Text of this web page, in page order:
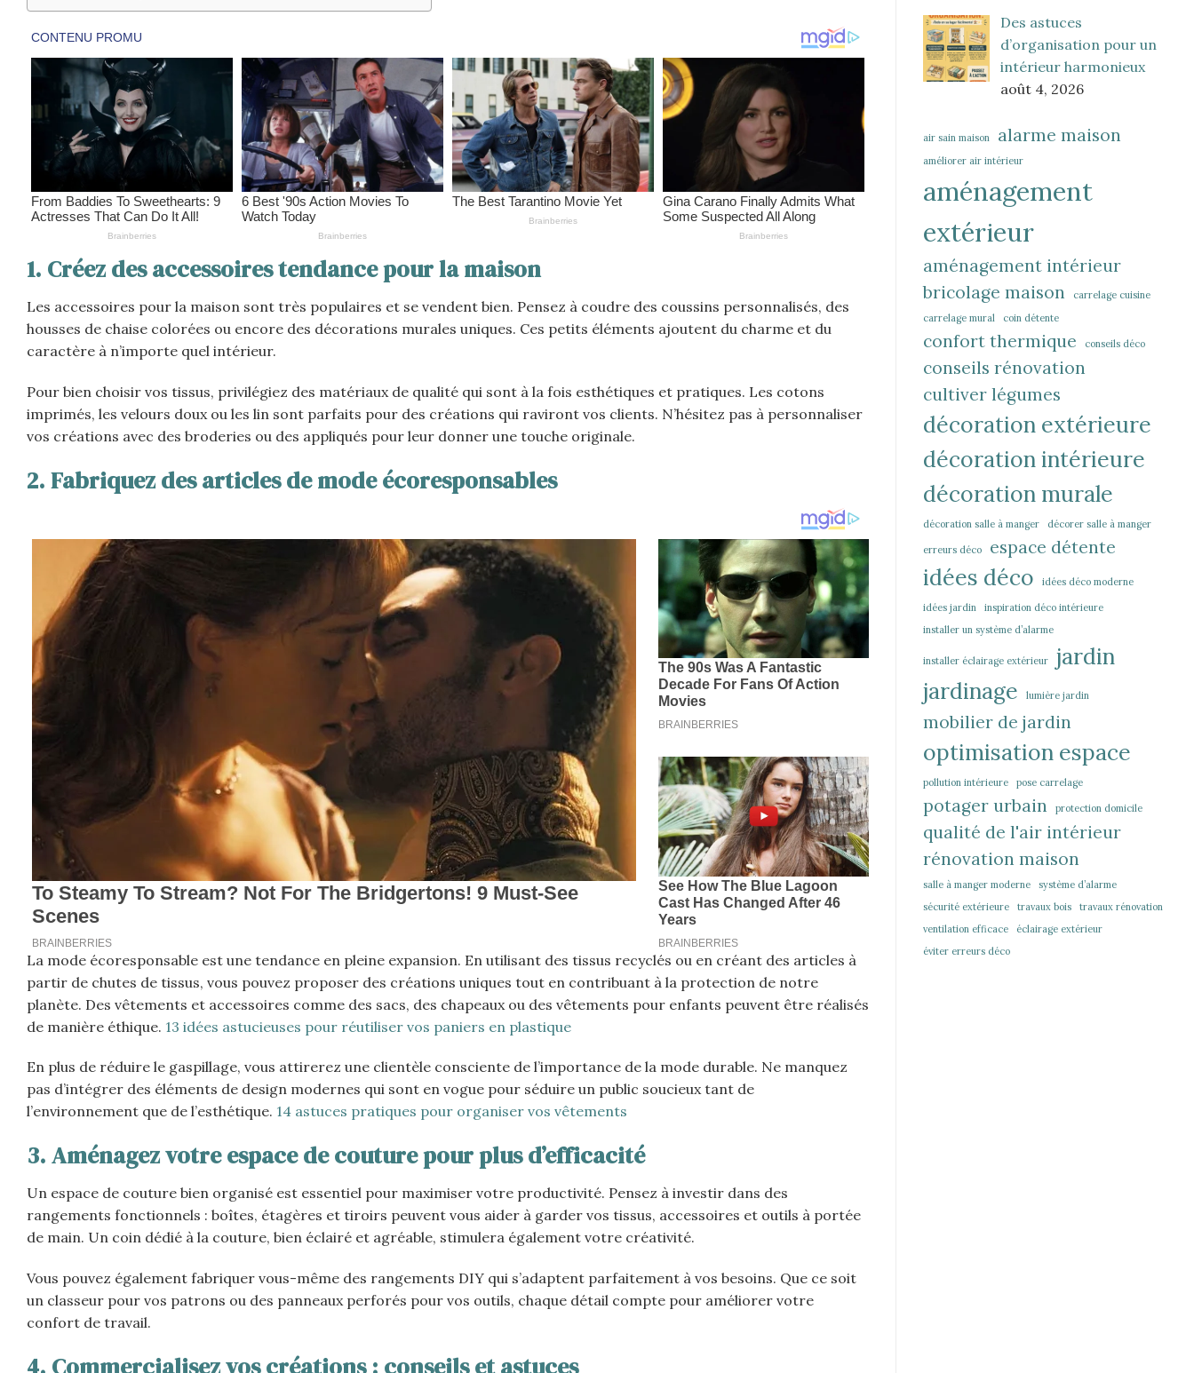
1. Créez des accessoires tendance pour la maison
Les accessoires pour la maison sont très populaires et se vendent bien. Pensez à coudre des coussins personnalisés, des
housses de chaise colorées ou encore des décorations murales uniques. Ces petits éléments ajoutent du charme et du
caractère à n’importe quel intérieur.
Pour bien choisir vos tissus, privilégiez des matériaux de qualité qui sont à la fois esthétiques et pratiques. Les cotons
imprimés, les velours doux ou les lin sont parfaits pour des créations qui raviront vos clients. N’hésitez pas à personnaliser
vos créations avec des broderies ou des appliqués pour leur donner une touche originale.
2. Fabriquez des articles de mode écoresponsables
La mode écoresponsable est une tendance en pleine expansion. En utilisant des tissus recyclés ou en créant des articles à
partir de chutes de tissus, vous pouvez proposer des créations uniques tout en contribuant à la protection de notre
planète. Des vêtements et accessoires comme des sacs, des chapeaux ou des vêtements pour enfants peuvent être réalisés
de manière éthique. 13 idées astucieuses pour réutiliser vos paniers en plastique
En plus de réduire le gaspillage, vous attirerez une clientèle consciente de l’importance de la mode durable. Ne manquez
pas d’intégrer des éléments de design modernes qui sont en vogue pour séduire un public soucieux tant de
l’environnement que de l’esthétique. 14 astuces pratiques pour organiser vos vêtements
3. Aménagez votre espace de couture pour plus d’efficacité
Un espace de couture bien organisé est essentiel pour maximiser votre productivité. Pensez à investir dans des
rangements fonctionnels : boîtes, étagères et tiroirs peuvent vous aider à garder vos tissus, accessoires et outils à portée
de main. Un coin dédié à la couture, bien éclairé et agréable, stimulera également votre créativité.
Vous pouvez également fabriquer vous-même des rangements DIY qui s’adaptent parfaitement à vos besoins. Que ce soit
un classeur pour vos patrons ou des panneaux perforés pour vos outils, chaque détail compte pour améliorer votre
confort de travail.
4. Commercialisez vos créations : conseils et astuces
Des astuces
d’organisation pour un
intérieur harmonieux
août 4, 2026
air sain maison alarme maison
améliorer air intérieur
aménagement
extérieur
aménagement intérieur
bricolage maison
carrelage cuisine
carrelage mural
coin détente
confort thermique conseils déco
conseils rénovation
cultiver légumes
décoration extérieure
décoration intérieure
décoration murale
décoration salle à manger décorer salle à manger
erreurs déco espace détente
idées déco idées déco moderne
idées jardin
inspiration déco intérieure
installer un système d’alarme
installer éclairage extérieur
jardin
jardinage
lumière jardin
mobilier de jardin
optimisation espace
pollution intérieure pose carrelage
potager urbain protection domicile
qualité de l'air intérieur
rénovation maison
salle à manger moderne
système d’alarme
sécurité extérieure
travaux bois
travaux rénovation
ventilation efficace
éclairage extérieur
éviter erreurs déco